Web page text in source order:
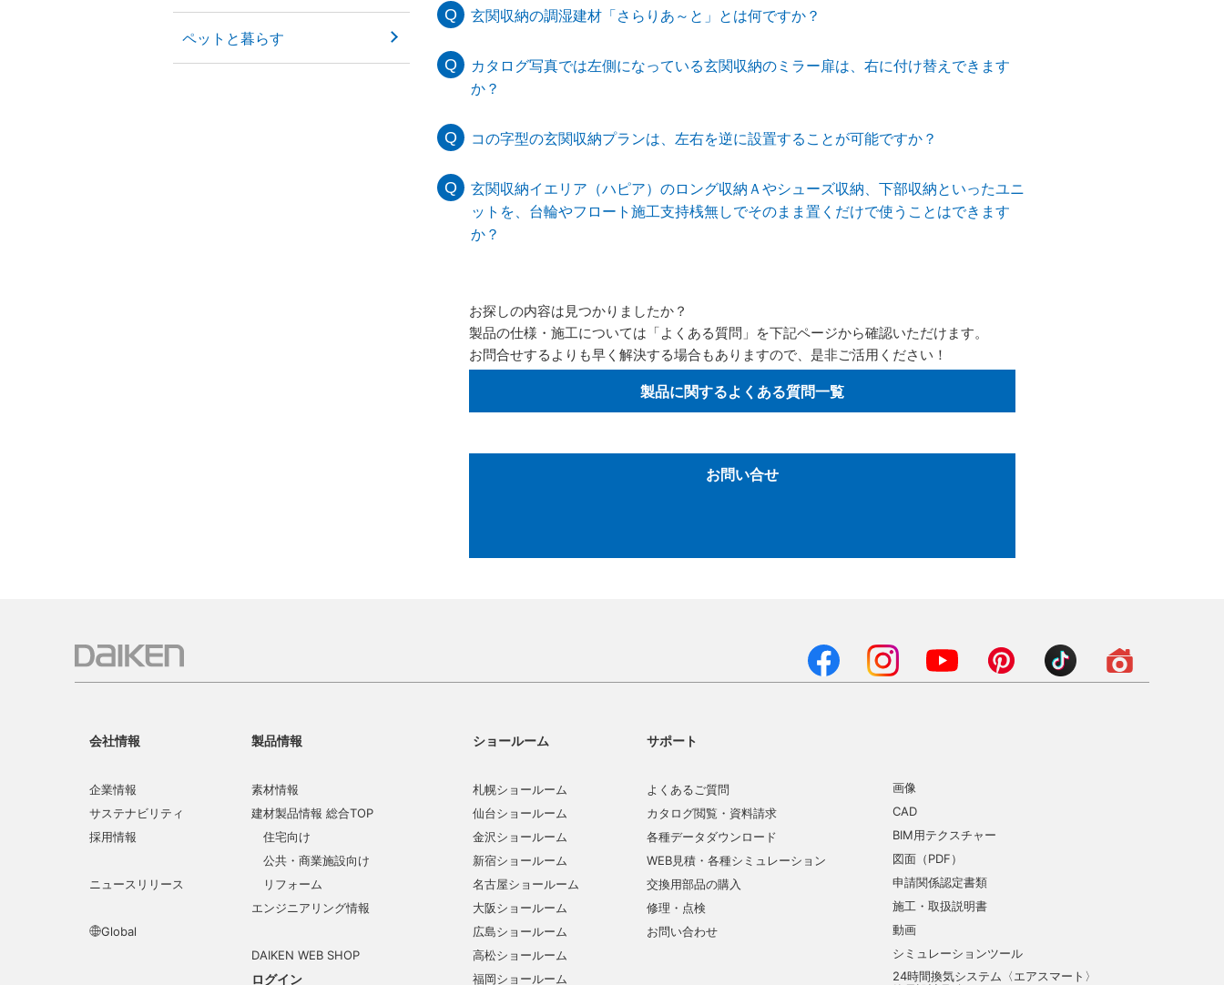
ペットと暮らす
玄関収納の調湿建材「さらりあ～と」とは何ですか？
カタログ写真では左側になっている玄関収納のミラー扉は、右に付け替えできます
か？
コの字型の玄関収納プランは、左右を逆に設置することが可能ですか？
玄関収納イエリア（ハピア）のロング収納Ａやシューズ収納、下部収納といったユニ
ットを、台輪やフロート施工支持桟無しでそのまま置くだけで使うことはできます
か？
お探しの内容は見つかりましたか？
製品の仕様・施工については「よくある質問」を下記ページから確認いただけます。
お問合せするよりも早く解決する場合もありますので、是非ご活用ください！
製品に関するよくある質問一覧
お問い合せ
会社情報
企業情報
サステナビリティ
採用情報
ニュースリリース
Global
製品情報
素材情報
建材製品情報 総合TOP
住宅向け
公共・商業施設向け
リフォーム
エンジニアリング情報
DAIKEN WEB SHOP
ログイン
ショールーム
札幌ショールーム
仙台ショールーム
金沢ショールーム
新宿ショールーム
名古屋ショールーム
大阪ショールーム
広島ショールーム
高松ショールーム
福岡ショールーム
サポート
よくあるご質問
カタログ閲覧・資料請求
各種データダウンロード
WEB見積・各種シミュレーション
交換用部品の購入
修理・点検
お問い合わせ
画像
CAD
BIM用テクスチャー
図面（PDF）
申請関係認定書類
施工・取扱説明書
動画
シミュレーションツール
24時間換気システム〈エアスマート〉